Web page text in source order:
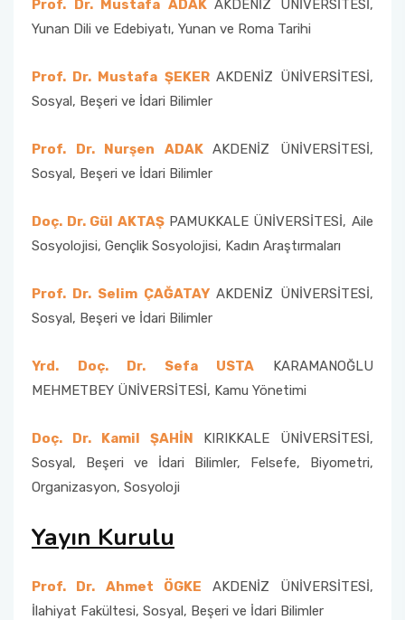
Prof. Dr. Mustafa ADAKAKDENİZ ÜNİVERSİTESİ,
Yunan Dili ve Edebiyatı, Yunan ve Roma Tarihi
Prof. Dr. Mustafa ŞEKER AKDENİZ ÜNİVERSİTESİ,
Sosyal, Beşeri ve İdari Bilimler
Prof. Dr. Nurşen ADAKAKDENİZ ÜNİVERSİTESİ,
Sosyal, Beşeri ve İdari Bilimler
Doç. Dr. Gül AKTAŞ PAMUKKALE ÜNİVERSİTESİ, Aile
Sosyolojisi, Gençlik Sosyolojisi, Kadın Araştırmaları
Prof. Dr. Selim ÇAĞATAY AKDENİZ ÜNİVERSİTESİ,
Sosyal, Beşeri ve İdari Bilimler
Yrd. Doç. Dr. Sefa USTA KARAMANOĞLU
MEHMETBEY ÜNİVERSİTESİ, Kamu Yönetimi
Doç. Dr. Kamil ŞAHİN KIRIKKALE ÜNİVERSİTESİ,
Sosyal, Beşeri ve İdari Bilimler, Felsefe, Biyometri,
Organizasyon, Sosyoloji
Yayın Kurulu
Prof. Dr. Ahmet ÖGKE AKDENİZ ÜNİVERSİTESİ,
İlahiyat Fakültesi, Sosyal, Beşeri ve İdari Bilimler